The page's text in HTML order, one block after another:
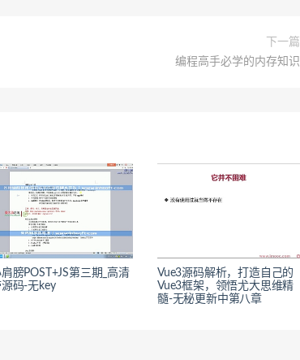
下一篇
编程高手必学的内存知识
膀POST+JS第三期_高清
源码-无key
Vue3源码解析，打造自己的
Vue3框架，领悟尤大思维精
髓-无秘更新中第八章